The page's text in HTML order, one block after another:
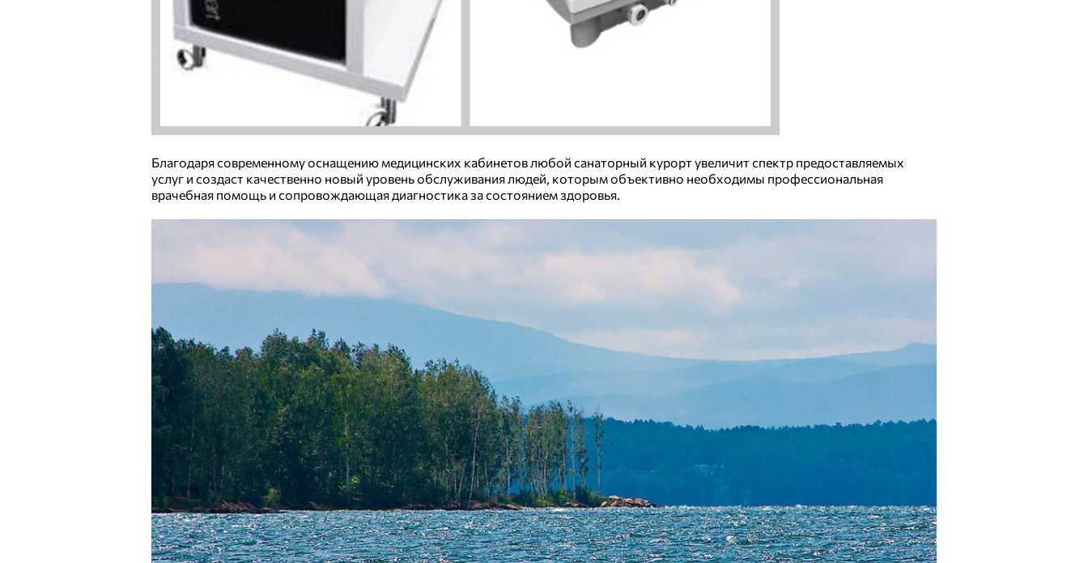
Благодаря современному оснащению медицинских кабинетов любой санаторный курорт увеличит спектр предоставляемых
услуг и создаст качественно новый уровень обслуживания людей, которым объективно необходимы профессиональная
врачебная помощь и сопровождающая диагностика за состоянием здоровья.